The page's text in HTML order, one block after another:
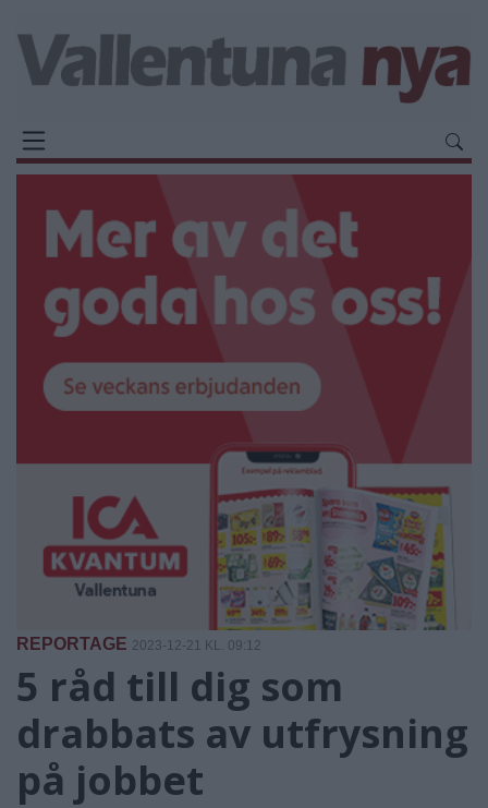
REPORTAGE 2023-12-21 KL. 09:12
5 råd till dig som
drabbats av utfrysning
på jobbet